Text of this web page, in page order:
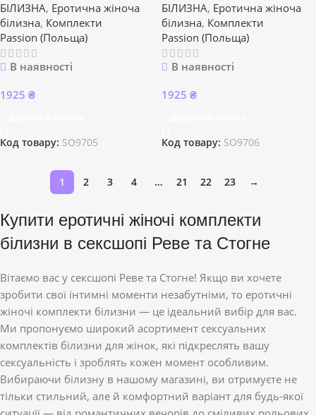
БІЛИЗНА, Еротична жіноча
білизна, Комплекти
Passion (Польща)
В наявності
1925 ₴
Код товару: SO9705
БІЛИЗНА, Еротична жіноча
білизна, Комплекти
Passion (Польща)
В наявності
1925 ₴
Код товару: SO9706
1 2 3 4 … 21 22 23 →
Купити еротичні жіночі комплекти
білизни в сексшопі Реве та Стогне
Вітаємо вас у сексшопі Реве та Стогне! Якщо ви хочете
зробити свої інтимні моменти незабутніми, то еротичні
жіночі комплекти білизни — це ідеальний вибір для вас.
Ми пропонуємо широкий асортимент сексуальних
комплектів білизни для жінок, які підкреслять вашу
сексуальність і зроблять кожен момент особливим.
Вибираючи білизну в нашому магазині, ви отримуєте не
тільки стильний, але й комфортний варіант для будь-якої